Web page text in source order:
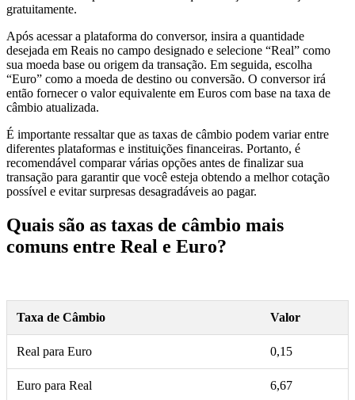
gratuitamente.
Após acessar a plataforma do conversor, insira a quantidade
desejada em Reais no campo designado e selecione “Real” como
sua moeda base ou origem da transação. Em seguida, escolha
“Euro” como a moeda de destino ou conversão. O conversor irá
então fornecer o valor equivalente em Euros com base na taxa de
câmbio atualizada.
É importante ressaltar que as taxas de câmbio podem variar entre
diferentes plataformas e instituições financeiras. Portanto, é
recomendável comparar várias opções antes de finalizar sua
transação para garantir que você esteja obtendo a melhor cotação
possível e evitar surpresas desagradáveis ao pagar.
Quais são as taxas de câmbio mais
comuns entre Real e Euro?
Taxa de Câmbio Valor
Real para Euro 0,15
Euro para Real 6,67